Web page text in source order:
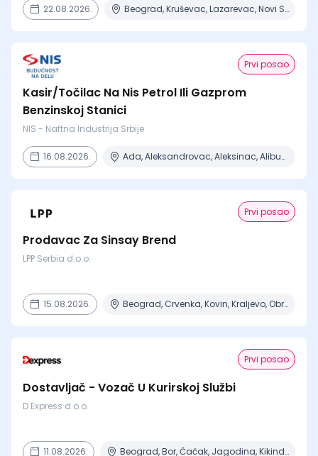
22.08.2026. Beograd, Kruševac, Lazarevac, Novi Sad, Obrenovac
Prvi posao
Kasir/Točilac Na Nis Petrol Ili Gazprom
Benzinskoj Stanici
NIS - Naftna Industrija Srbije
16.08.2026. Ada, Aleksandrovac, Aleksinac, Alibunar, Apatin + 206 mesta
Prvi posao
Prodavac Za Sinsay Brend
LPP Serbia d.o.o.
15.08.2026. Beograd, Crvenka, Kovin, Kraljevo, Obrenovac + 6 mesta
Prvi posao
Dostavljač - Vozač U Kurirskoj Službi
D Express d.o.o.
11.08.2026. Beograd, Bor, Čačak, Jagodina, Kikinda + 23 mesta | Terenski rad